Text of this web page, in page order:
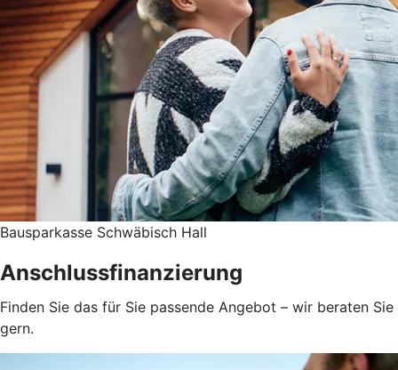
Bausparkasse Schwäbisch Hall
Anschlussfinanzierung
Finden Sie das für Sie passende Angebot – wir beraten Sie
gern.